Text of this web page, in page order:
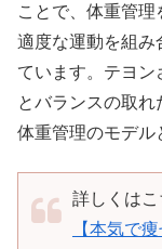
ことで、体重管
適度な運動を組み
ています。テヨ
とバランスの取
体重管理のモデル
詳しくはこ
【本気で